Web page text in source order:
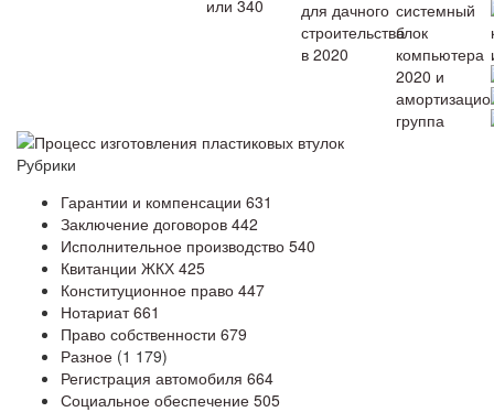
Процесс изготовления пластиковых втулок
Рубрики
Гарантии и компенсации 631
Заключение договоров 442
Исполнительное производство 540
Квитанции ЖКХ 425
Конституционное право 447
Нотариат661
Право собственности 679
Разное (1 179)
Регистрация автомобиля 664
Социальное обеспечение 505